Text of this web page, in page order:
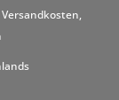
Versandkosten,